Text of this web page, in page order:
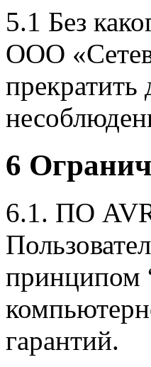
5.1 Без
ООО
прекратить
6
6.1. ПО
принципом
гарантий.